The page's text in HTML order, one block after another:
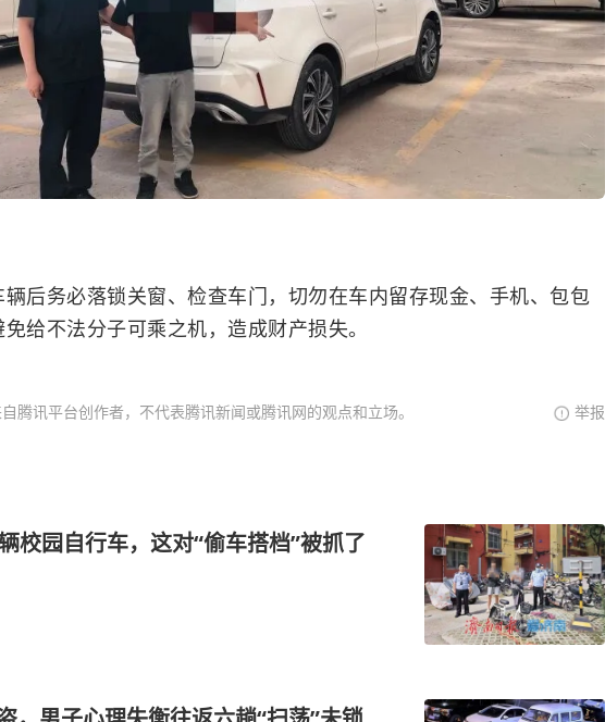
后务必落锁关窗、检查车门，切勿在车内留存现金、手机、包包
给不法分子可乘之机，造成财产损失。
腾讯平台创作者，不代表腾讯新闻或腾讯网的观点和立场。 举报
校园自行车，这对“偷车搭档”被抓了